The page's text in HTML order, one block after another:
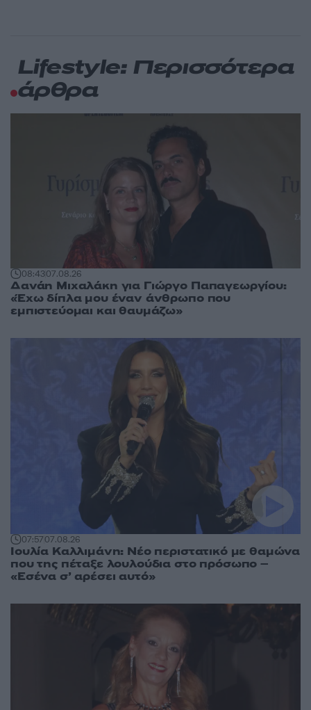
Lifestyle: Περισσότερα
άρθρα
08:4307.08.26
Δανάη Μιχαλάκη για Γιώργο Παπαγεωργίου:
«Έχω δίπλα μου έναν άνθρωπο που
εμπιστεύομαι και θαυμάζω»
07:5707.08.26
Ιουλία Καλλιμάνη: Νέο περιστατικό με θαμώνα
που της πέταξε λουλούδια στο πρόσωπο –
«Εσένα σ’ αρέσει αυτό»